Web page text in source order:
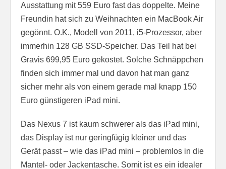
Ausstattung mit 559 Euro fast das doppelte. Meine
Freundin hat sich zu Weihnachten ein MacBook Air
gegönnt. O.K., Modell von 2011, i5-Prozessor, aber
immerhin 128 GB SSD-Speicher. Das Teil hat bei
Gravis 699,95 Euro gekostet. Solche Schnäppchen
finden sich immer mal und davon hat man ganz
sicher mehr als von einem gerade mal knapp 150
Euro günstigeren iPad mini.
Das Nexus 7 ist kaum schwerer als das iPad mini,
das Display ist nur geringfügig kleiner und das
Gerät passt – wie das iPad mini – problemlos in die
Mantel- oder Jackentasche. Somit ist es ein idealer